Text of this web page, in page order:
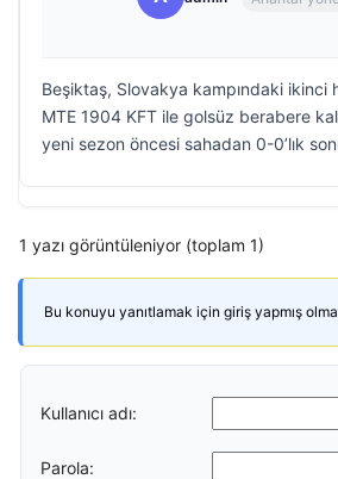
Beşiktaş, Slovakya kampındaki ikinci
MTE 1904 KFT ile golsüz berabere
yeni sezon öncesi sahadan 0-0’lık
1 yazı görüntüleniyor (toplam 1)
Bu konuyu yanıtlamak için giriş yapmış
Kullanıcı adı:
Parola: